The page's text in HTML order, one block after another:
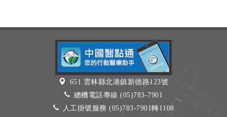
651 雲林縣北港鎮新德路123號
總機電話專線 (05)783-7901
人工掛號服務 (05)783-7901轉1108